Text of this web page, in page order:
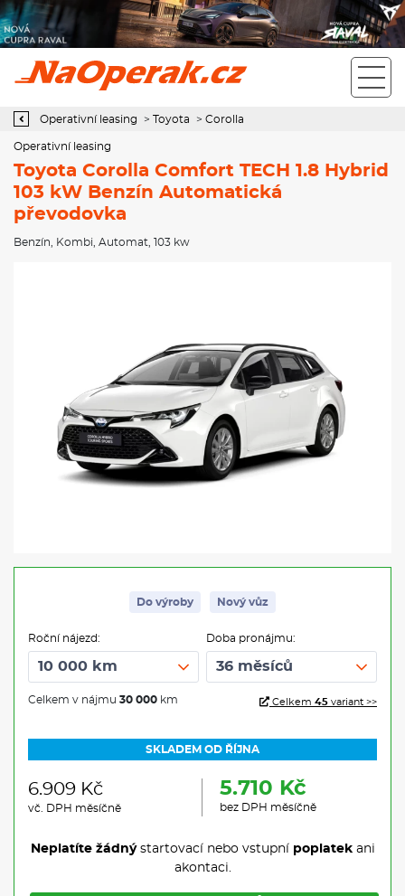
Operativní leasing Toyota Corolla Comfort TECH 1.8 Hybrid 103
kW Benzín Automatická převodovka
Operativní leasing > Toyota > Corolla
Operativní leasing
Toyota Corolla Comfort TECH 1.8 Hybrid
103 kW Benzín Automatická
převodovka
Benzín Kombi Automat , 103 kw
Do výroby Nový vůz
Roční nájezd:
Celkem v nájmu 30 000 km
Doba pronájmu:
Celkem 45 variant >>
SKLADEM OD ŘÍJNA
6.909 Kč
vč. DPH měsíčně
5.710 Kč
bez DPH měsíčně
Neplatíte žádnýstartovací nebo vstupní poplatekani
akontaci.